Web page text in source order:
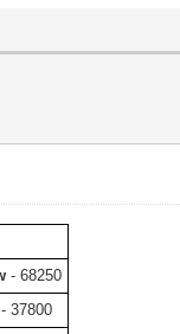
- 68250
- 37800